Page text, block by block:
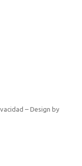
– Design by